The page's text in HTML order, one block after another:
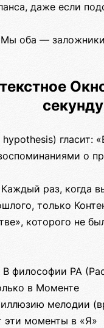
даже если
Мы оба —
секунду
гласит:
о
раз, когда
только
которого не
В философии РА
в Моменте
мелодии
моменты в «Я»